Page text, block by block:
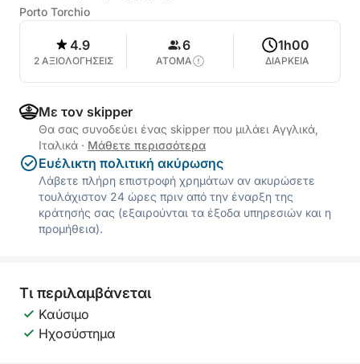
Porto Torchio
4.9
2 ΑΞΙΟΛΟΓΗΣΕΙΣ
6
ΑΤΟΜΑ
1h00
ΔΙΑΡΚΕΙΑ
Με τον skipper
Θα σας συνοδεύει ένας skipper που μιλάει Αγγλικά,
Ιταλικά · Μάθετε περισσότερα
Ευέλικτη πολιτική ακύρωσης
Λάβετε πλήρη επιστροφή χρημάτων αν ακυρώσετε
τουλάχιστον 24 ώρες πριν από την έναρξη της
κράτησής σας (εξαιρούνται τα έξοδα υπηρεσιών και η
προμήθεια).
Τι περιλαμβάνεται
Καύσιμο
Ηχοσύστημα